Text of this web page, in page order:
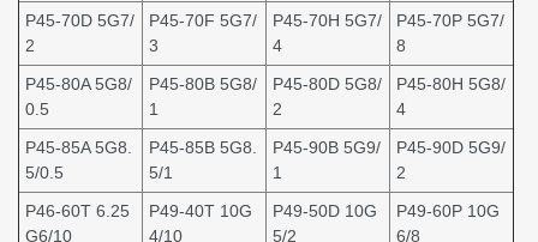
P45-70D 5G7/
2
P45-70F 5G7/
3
P45-70H 5G7/
4
P45-70P 5G7/
8
P45-80A 5G8/
0.5
P45-80B 5G8/
1
P45-80D 5G8/
2
P45-80H 5G8/
4
P45-85A 5G8.
5/0.5
P45-85B 5G8.
5/1
P45-90B 5G9/
1
P45-90D 5G9/
2
P46-60T 6.25
G6/10
P49-40T 10G
4/10
P49-50D 10G
5/2
P49-60P 10G
6/8